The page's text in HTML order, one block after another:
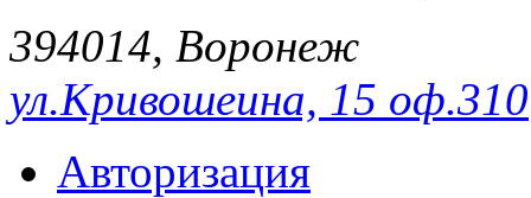
394014, Воронеж
ул.Кривошеина, 15 оф.310
Авторизация